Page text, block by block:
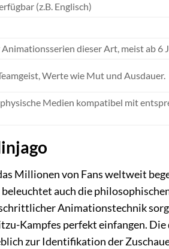
(z.B. Englisch)
dieser Art, meist ab 6
Werte wie Mut und Ausdauer.
Medien kompatibel mit
Millionen von Fans weltweit
auch die
Animationstechnik
Kampfes perfekt einfangen.
zur Identifikation der